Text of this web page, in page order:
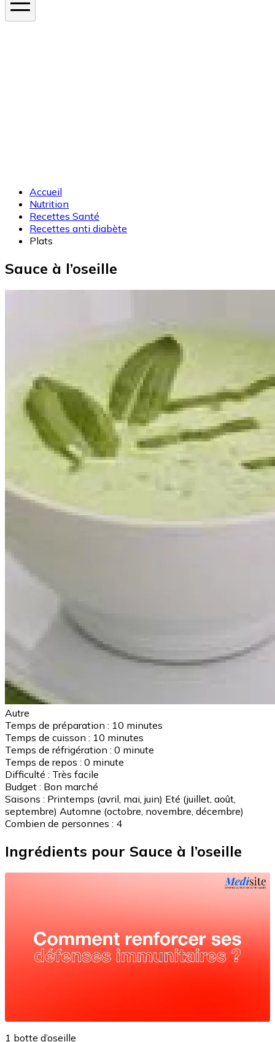
Accueil
Nutrition
Recettes Santé
Recettes anti diabète
Plats
Sauce à l’oseille
Autre
Temps de préparation : 10 minutes
Temps de cuisson : 10 minutes
Temps de réfrigération : 0 minute
Temps de repos : 0 minute
Difficulté : Très facile
Budget : Bon marché
Saisons : Printemps (avril, mai, juin) Eté (juillet, août,
septembre) Automne (octobre, novembre, décembre)
Combien de personnes : 4
Ingrédients pour Sauce à l’oseille
1 botte d’oseille